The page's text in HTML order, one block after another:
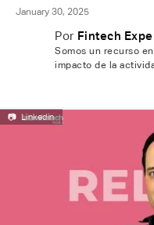
January 30, 2025
Por Fintech
Somos un recurso
impacto de la
📷 Linkedin